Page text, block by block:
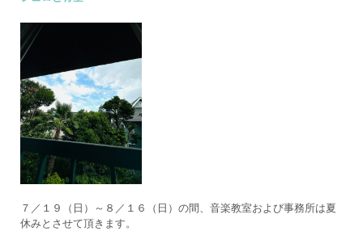
７／１９（日）～８／１６（日）の間、音楽教室および事務所は夏
休みとさせて頂きます。